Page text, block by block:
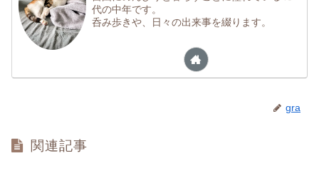
代の中年です。
呑み歩きや、日々の出来事を綴ります。
gra
関連記事